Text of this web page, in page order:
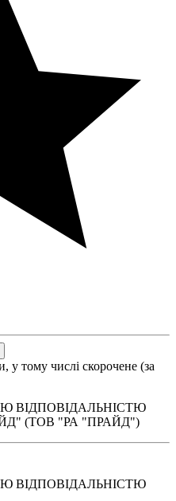
тому числі скорочене (за
ВІДПОВІДАЛЬНІСТЮ
(ТОВ "РА "ПРАЙД")
ВІДПОВІДАЛЬНІСТЮ